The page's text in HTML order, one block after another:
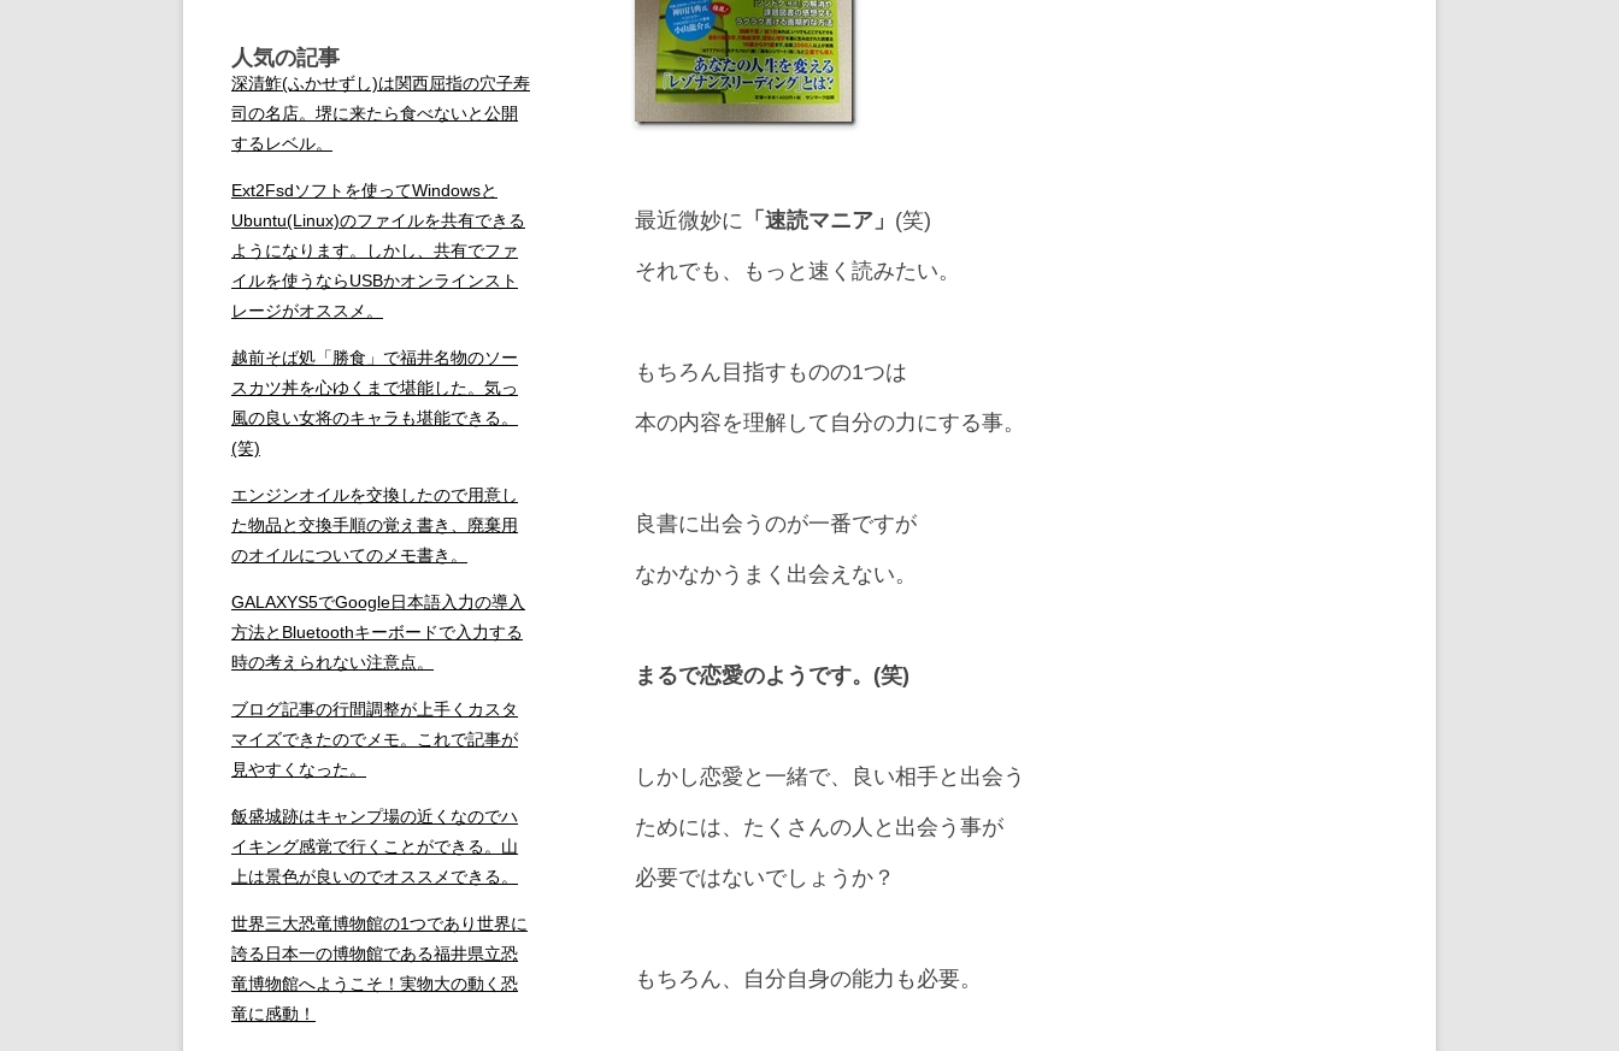
最近微妙に 「速読マニア」 (笑)
それでも、もっと速く読みたい。
もちろん目指すものの1つは
本の内容を理解して自分の力にする事。
良書に出会うのが一番ですが
なかなかうまく出会えない。
まるで恋愛のようです。(笑)
しかし恋愛と一緒で、良い相手と出会う
ためには、たくさんの人と出会う事が
必要ではないでしょうか？
もちろん、自分自身の能力も必要。
人気の記事
深清鮓(ふかせずし)は関西屈指の穴子寿
司の名店。堺に来たら食べないと公開
するレベル。
Ext2Fsdソフトを使ってWindowsと
Ubuntu(Linux)のファイルを共有できる
ようになります。しかし、共有でファ
イルを使うならUSBかオンラインスト
レージがオススメ。
越前そば処「勝食」で福井名物のソー
スカツ丼を心ゆくまで堪能した。気っ
風の良い女将のキャラも堪能できる。
(笑)
エンジンオイルを交換したので用意し
た物品と交換手順の覚え書き、廃棄用
のオイルについてのメモ書き。
GALAXYS5でGoogle日本語入力の導入
方法とBluetoothキーボードで入力する
時の考えられない注意点。
ブログ記事の行間調整が上手くカスタ
マイズできたのでメモ。これで記事が
見やすくなった。
飯盛城跡はキャンプ場の近くなのでハ
イキング感覚で行くことができる。山
上は景色が良いのでオススメできる。
世界三大恐竜博物館の1つであり世界に
誇る日本一の博物館である福井県立恐
竜博物館へようこそ！実物大の動く恐
竜に感動！